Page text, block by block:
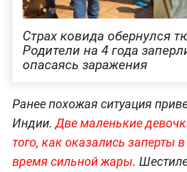
Страх ковида обернулся
Родители на 4 года
опасаясь заражения
Ранее похожая ситуация
Индии.Две маленькие
того, как оказались заперты
время сильной жары.